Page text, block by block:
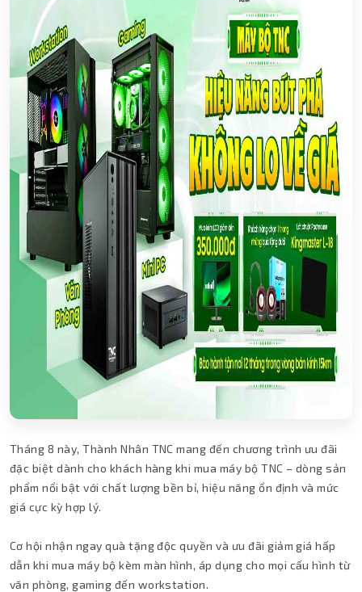
Tháng 8 này, Thành Nhân TNC mang đến chương trình ưu đãi
đặc biệt dành cho khách hàng khi mua máy bộ TNC – dòng sản
phẩm nổi bật với chất lượng bền bỉ, hiệu năng ổn định và mức
giá cực kỳ hợp lý.
Cơ hội nhận ngay quà tặng độc quyền và ưu đãi giảm giá hấp
dẫn khi mua máy bộ kèm màn hình, áp dụng cho mọi cấu hình từ
văn phòng, gaming đến workstation.